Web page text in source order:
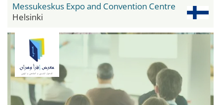
Messukeskus Expo and Convention Centre
Helsinki